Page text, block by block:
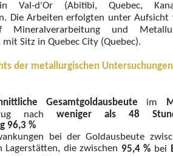
Val-d'Or (Abitibi, Quebec,
Die Arbeiten erfolgten unter Aufsicht
Mineralverarbeitung und
Sitz in Quebec City (Quebec).
der metallurgischen Untersuchungen
Gesamtgoldausbeute im
nach weniger als 48
96,3 %
bei der Goldausbeute
Lagerstätten, die zwischen 95,4 % bei